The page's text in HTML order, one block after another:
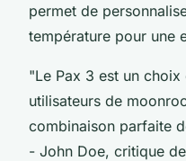
permet de
température pour une
"Le Pax 3 est un
utilisateurs de
combinaison parfaite
- John Doe, critique